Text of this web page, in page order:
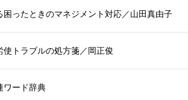
困ったときのマネジメント対応／山田真由子
使トラブルの処方箋／岡正俊
ワード辞典